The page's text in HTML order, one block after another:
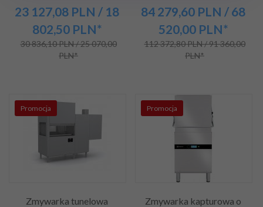
23 127,08 PLN / 18
802,50 PLN*
30 836,10 PLN / 25 070,00
PLN*
84 279,60 PLN / 68
520,00 PLN*
112 372,80 PLN / 91 360,00
PLN*
Promocja
Zmywarka tunelowa
Promocja
Zmywarka kapturowa o